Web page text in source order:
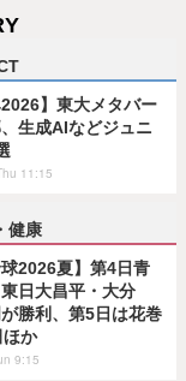
2026】東大メタバー
生成AIなどジュニ
11:15
健康
球2026夏】第4日青
日大昌平・大分
勝利、第5日は花巻
か
9:15